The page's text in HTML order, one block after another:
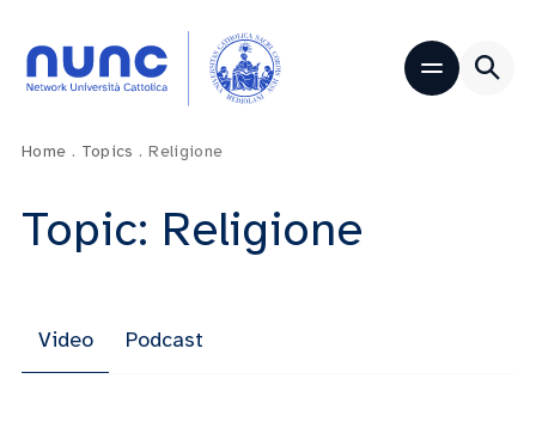
Home . Topics . Religione
Topic: Religione
Video Podcast